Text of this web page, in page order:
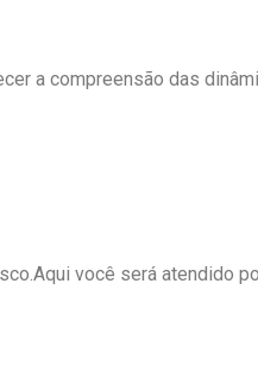
a compreensão das
você será atendido